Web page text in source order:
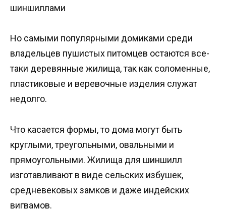
шиншиллами
Но самыми популярными домиками среди
владельцев пушистых питомцев остаются все-
таки деревянные жилища, так как соломенные,
пластиковые и веревочные изделия служат
недолго.
Что касается формы, то дома могут быть
круглыми, треугольными, овальными и
прямоугольными. Жилища для шиншилл
изготавливают в виде сельских избушек,
средневековых замков и даже индейских
вигвамов.